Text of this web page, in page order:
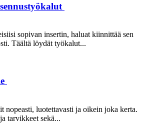
sopivan insertin, haluat kiinnittää sen
Täältä löydät työkalut...
nopeasti, luotettavasti ja oikein joka kerta.
tarvikkeet sekä...